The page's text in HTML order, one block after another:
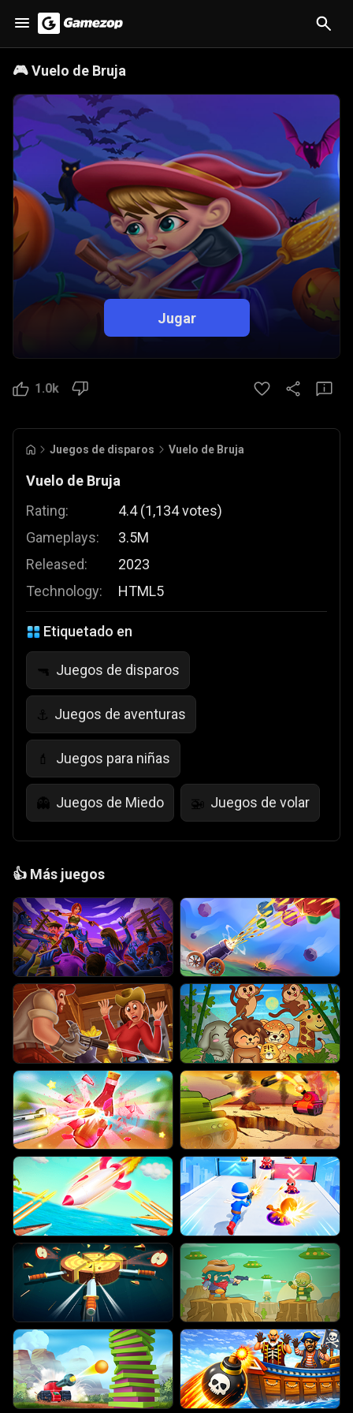
🎮Vuelo de Bruja
Jugar
1.0k
Juegos de disparos Vuelo de Bruja
Vuelo de Bruja
Rating:
Gameplays:
Released:
Technology:
4.4 (1,134votes)
3.5M
2023
HTML5
Etiquetado en
🔫 Juegos de disparos
⚓ Juegos de aventuras
💄 Juegos para niñas
👻 Juegos de Miedo 🚁 Juegos de volar
👍 Más juegos